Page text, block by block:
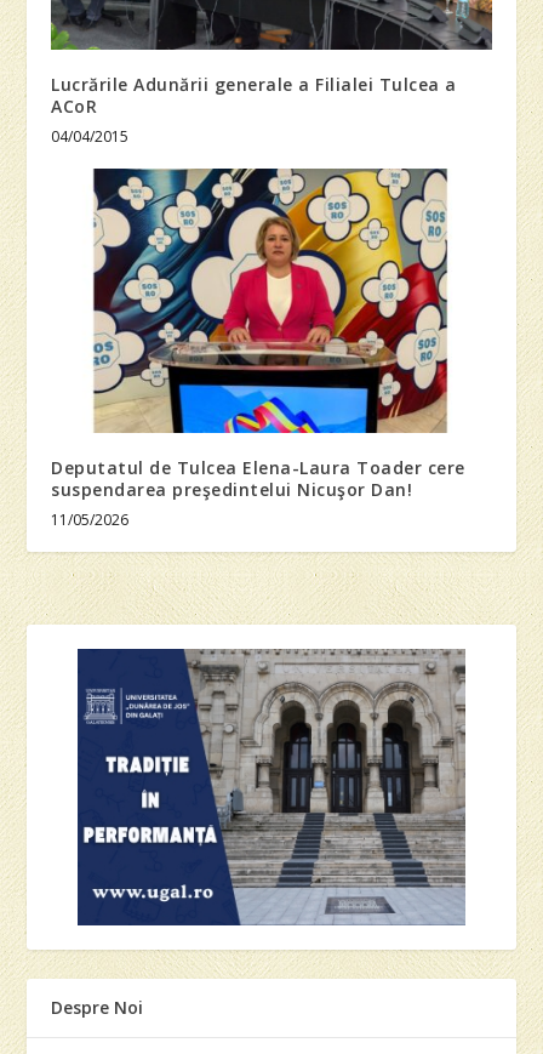
Lucrările Adunării generale a Filialei Tulcea a
ACoR
04/04/2015
Deputatul de Tulcea Elena-Laura Toader cere
suspendarea preşedintelui Nicuşor Dan!
11/05/2026
Despre Noi